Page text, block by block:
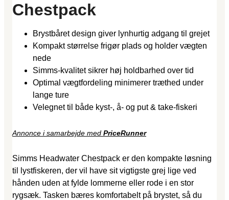
Chestpack
Brystbåret design giver lynhurtig adgang til grejet
Kompakt størrelse frigør plads og holder vægten
nede
Simms-kvalitet sikrer høj holdbarhed over tid
Optimal vægtfordeling minimerer træthed under
lange ture
Velegnet til både kyst-, å- og put & take-fiskeri
Annonce i samarbejde med PriceRunner
Simms Headwater Chestpack er den kompakte løsning
til lystfiskeren, der vil have sit vigtigste grej lige ved
hånden uden at fylde lommerne eller rode i en stor
rygsæk. Tasken bæres komfortabelt på brystet, så du